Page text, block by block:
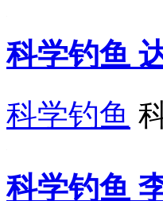
科学钓鱼
科学钓鱼
科学钓鱼